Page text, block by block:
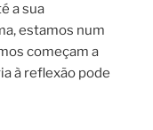
a sua
estamos num
começam a
à reflexão pode